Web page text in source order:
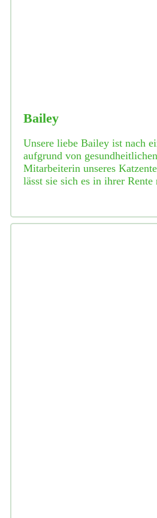
Bailey
Unsere liebe Bailey ist nach
aufgrund von
Mitarbeiterin unseres
lässt sie sich es in ihrer